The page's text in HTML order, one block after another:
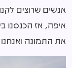
אנשים שרוצים
איפה, אז הכנסנו
את התמונה